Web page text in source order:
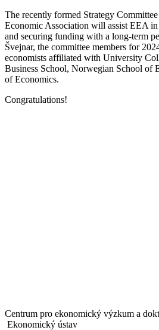
The recently formed Strategy
Economic Association will assist EEA
and securing funding with a long-term
Švejnar, the committee members for
economists affiliated with University
Business School, Norwegian School of
of Economics.
Congratulations!
Centrum pro ekonomický výzkum a
Ekonomický ústav